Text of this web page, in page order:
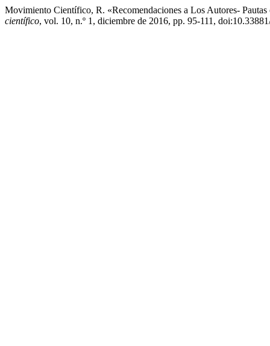
Movimiento Científico, R. «Recomendaciones a Los Autores-
científico, vol. 10, n.º 1, diciembre de 2016, pp. 95-111,